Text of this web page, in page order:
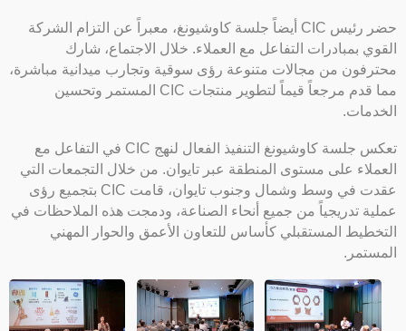
حضر رئيس CIC أيضاً جلسة كاوشيونغ، معبراً عن التزام الشركة
القوي بمبادرات التفاعل مع العملاء. خلال الاجتماع، شارك
محترفون من مجالات متنوعة رؤى سوقية وتجارب ميدانية مباشرة،
مما قدم مرجعاً قيماً لتطوير منتجات CIC المستمر وتحسين
الخدمات.
تعكس جلسة كاوشيونغ التنفيذ الفعال لنهج CIC في التفاعل مع
العملاء على مستوى المنطقة عبر تايوان. من خلال التجمعات التي
عقدت في وسط وشمال وجنوب تايوان، قامت CIC بتجميع رؤى
عملية تدريجياً من جميع أنحاء الصناعة، ودمجت هذه الملاحظات في
التخطيط المستقبلي كأساس للتعاون الأعمق والحوار المهني
المستمر.